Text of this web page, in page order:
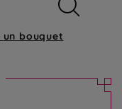
un bouquet